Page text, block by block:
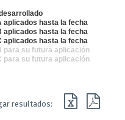
aplicados hasta la fecha
aplicados hasta la fecha
aplicados hasta la fecha
para su futura aplicación
para su futura aplicación
resultados: